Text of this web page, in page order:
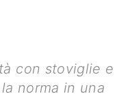
con stoviglie e
norma in una